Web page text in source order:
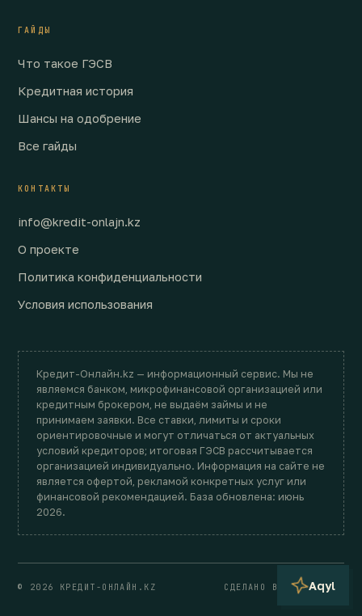
ГАЙДЫ
Что такое ГЭСВ
Кредитная история
Шансы на одобрение
Все гайды
КОНТАКТЫ
info@kredit-onlajn.kz
О проекте
Политика конфиденциальности
Условия использования
Кредит-Онлайн.kz — информационный сервис. Мы не
являемся банком, микрофинансовой организацией или
кредитным брокером, не выдаём займы и не
принимаем заявки. Все ставки, лимиты и сроки
ориентировочные и могут отличаться от актуальных
условий кредиторов; итоговая ГЭСВ рассчитывается
организацией индивидуально. Информация на сайте не
является офертой, рекламой конкретных услуг или
финансовой рекомендацией. База обновлена: июнь
2026.
© 2026 КРЕДИТ-ОНЛАЙН.KZ СДЕЛАНО В КАЗАХСТАНЕ
Aqyl